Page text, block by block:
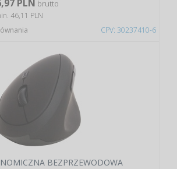
CPV: 30237410-6
PLN brutto
46,11 PLN
BEZPRZEWODOWA